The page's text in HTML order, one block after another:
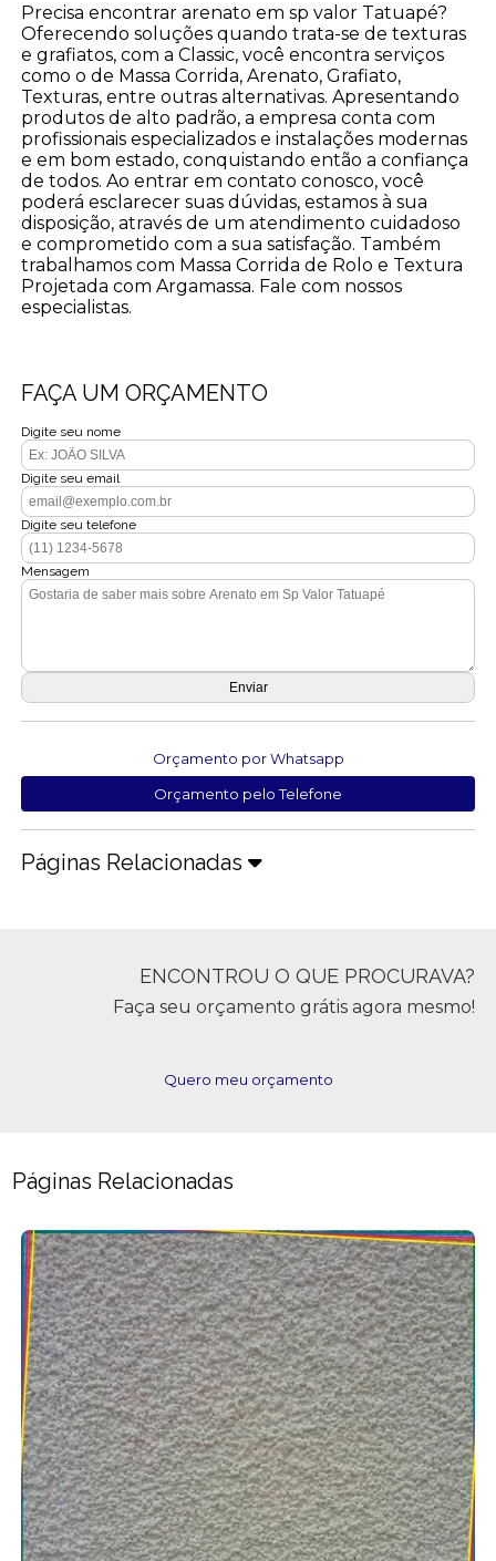
Precisa encontrar arenato em sp valor Tatuapé?
Oferecendo soluções quando trata-se de texturas
e grafiatos, com a Classic, você encontra serviços
como o de Massa Corrida, Arenato, Grafiato,
Texturas, entre outras alternativas. Apresentando
produtos de alto padrão, a empresa conta com
profissionais especializados e instalações modernas
e em bom estado, conquistando então a confiança
de todos. Ao entrar em contato conosco, você
poderá esclarecer suas dúvidas, estamos à sua
disposição, através de um atendimento cuidadoso
e comprometido com a sua satisfação. Também
trabalhamos com Massa Corrida de Rolo e Textura
Projetada com Argamassa. Fale com nossos
especialistas.
FAÇA UM ORÇAMENTO
Digite seu nome
Digite seu email
Digite seu telefone
Mensagem
Orçamento por Whatsapp
Orçamento pelo Telefone
Páginas Relacionadas
ENCONTROU O QUE PROCURAVA?
Faça seu orçamento grátis agora mesmo!
Quero meu orçamento
Páginas Relacionadas